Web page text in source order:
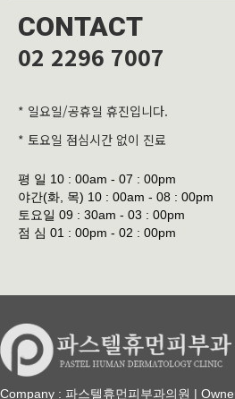
CONTACT
02 2296 7007
* 일요일/공휴일 휴진입니다.
* 토요일 점심시간 없이 진료
평 일 10 : 00am - 07 : 00pm
야간(화, 목) 10 : 00am - 08 : 00pm
토요일 09 : 30am - 03 : 00pm
점 심 01 : 00pm - 02 : 00pm
Company : 파스텔휴먼피부과의원 |